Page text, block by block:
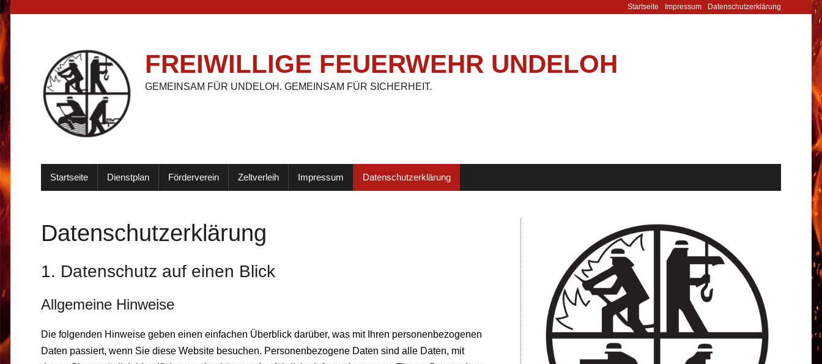
Startseite Impressum Datenschutz­erklärung
FREIWILLIGE FEUERWEHR UNDELOH
GEMEINSAM FÜR UNDELOH. GEMEINSAM FÜR SICHERHEIT.
Startseite Dienstplan Förderverein Zeltverleih Impressum Datenschutz­erklärung
Datenschutz­erklärung
1. Datenschutz auf einen Blick
Allgemeine Hinweise
Die folgenden Hinweise geben einen einfachen Überblick darüber, was mit Ihren personenbezogenen
Daten passiert, wenn Sie diese Website besuchen. Personenbezogene Daten sind alle Daten, mit